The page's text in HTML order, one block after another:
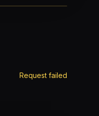
Request failed